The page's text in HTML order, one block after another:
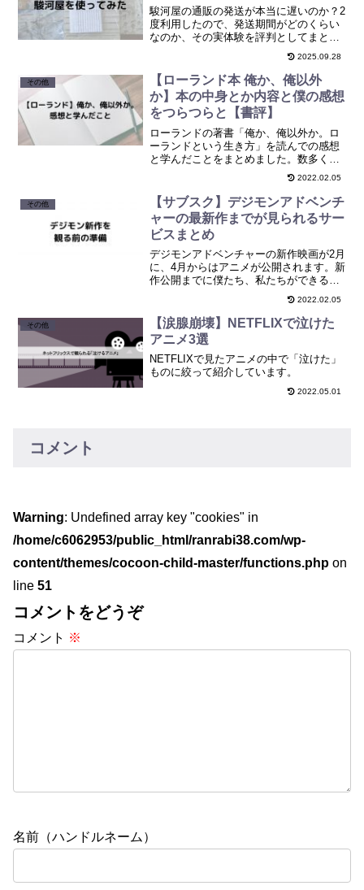
駿河屋の通販の発送が本当に遅いのか？2
度利用したので、発送期間がどのくらい
なのか、その実体験を評判としてまとめ
2025.09.28
その他
【ローランド本 俺か、俺以外
か】本の中身とか内容と僕の感想
をつらつらと【書評】
ローランドの著書「俺か、俺以外か。ロ
ーランドという生き方」を読んでの感想
と学んだことをまとめました。数多く登
場する名言も魅力ですが、その名言が生
まれるまでに至った背景にある考え方が
さらに魅力でした。
2022.02.05
その他
【サブスク】デジモンアドベンチ
ャーの最新作までが見られるサー
ビスまとめ
デジモンアドベンチャーの新作映画が2月
に、4月からはアニメが公開されます。新
作公開までに僕たち、私たちができる復
2022.02.05
その他
【涙腺崩壊】NETFLIXで泣けた
アニメ3選
NETFLIXで見たアニメの中で「泣けた」
ものに絞って紹介しています。
2022.05.01
コメント
Warning: Undefined array key "cookies" in
/home/c6062953/public_html/ranrabi38.com/wp-
content/themes/cocoon-child-master/functions.php on
line 51
コメントをどうぞ
コメント ※
名前（ハンドルネーム）